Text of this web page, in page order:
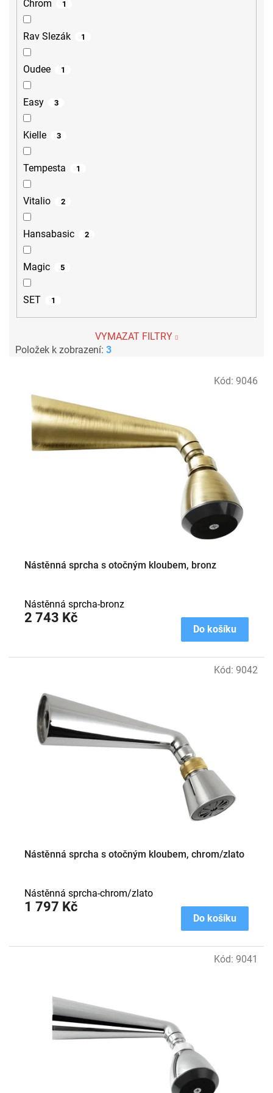
Chrom 1
Rav Slezák 1
Oudee 1
Easy 3
Kielle 3
Tempesta 1
Vitalio 2
Hansabasic 2
Magic 5
SET 1
VYMAZAT FILTRY
Položek k zobrazení: 3
Nástěnná sprcha s otočným kloubem, bronz
2 743 Kč
Do košíku
Nástěnná sprcha-bronz
Kód: 9046
Nástěnná sprcha s otočným kloubem, chrom/zlato
1 797 Kč
Do košíku
Nástěnná sprcha-chrom/zlato
Kód: 9042
Kód: 9041